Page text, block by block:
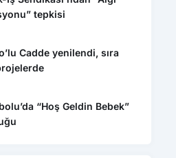
tepkisi
Cadde yenilendi, sıra
“Hoş Geldin Bebek”